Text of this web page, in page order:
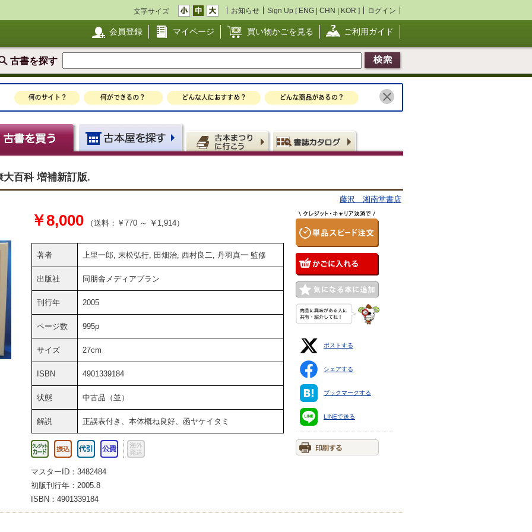
文字サイズ お知らせ Sign Up [ ENG | CHN | KOR ] ログイン
会員登録 マイページ 買い物かごを見る ご利用ガイド
古書を探す
百科 増補新訂版.
藤沢 湘南堂書店
￥8,000 （送料：￥770 ～ ￥1,914）
著者 上里一郎, 末松弘行, 田畑治, 西村良二, 丹羽真一 監修
出版社 同朋舎メディアプラン
刊行年 2005
ページ数 995p
サイズ 27cm
ISBN 4901339184
状態 中古品（並）
解説 正誤表付き、本体概ね良好、函ヤケイタミ
マスターID：3482484
初版刊行年：2005.8
ISBN：4901339184
ポストする
シェアする
ブックマークする
LINEで送る